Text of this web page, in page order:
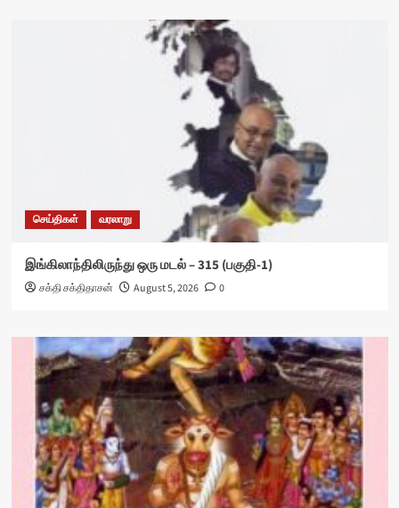
செய்திகள் வரலாறு
இங்கிலாந்திலிருந்து ஒரு மடல் – 315 (பகுதி-1)
சக்தி சக்திதாசன் August 5, 2026 0